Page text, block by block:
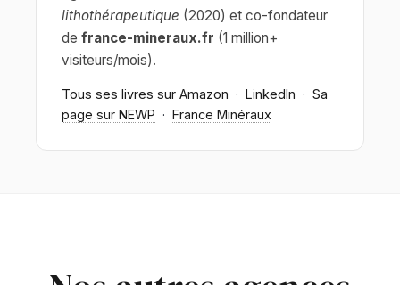
lithothérapeutique (2020) et co-fondateur
de france-mineraux.fr (1 million+
visiteurs/mois).
Tous ses livres sur Amazon · LinkedIn · Sa
page sur NEWP · France Minéraux